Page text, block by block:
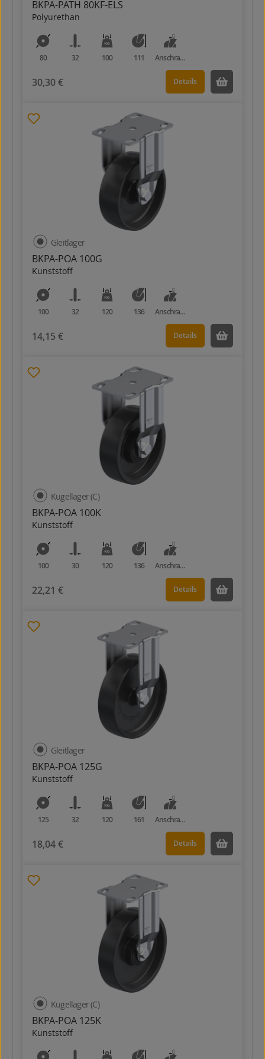
BKPA-PATH 80KF-ELS
Polyurethan
80 32 100 111 Anschraubplatte
30,30 € Details
BKPA-POA 100G
Kunststoff
Gleitlager
100 32 120 136 Anschraubplatte
14,15 € Details
BKPA-POA 100K
Kunststoff
Kugellager (C)
100 30 120 136 Anschraubplatte
22,21 € Details
BKPA-POA 125G
Kunststoff
Gleitlager
125 32 120 161 Anschraubplatte
18,04 € Details
BKPA-POA 125K
Kunststoff
Kugellager (C)